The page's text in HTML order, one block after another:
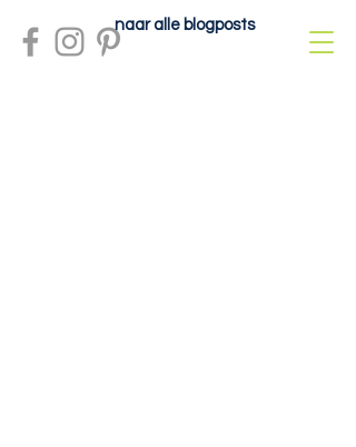
naar alle blogposts